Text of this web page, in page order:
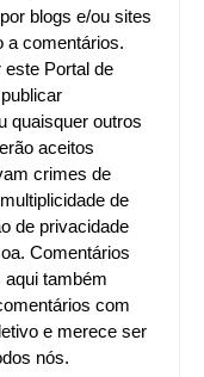
blogs e/ou sites
a comentários.
este Portal de
quaisquer outros
aceitos
crimes de
de
de privacidade
Comentários
também
com
e merece ser
nós.